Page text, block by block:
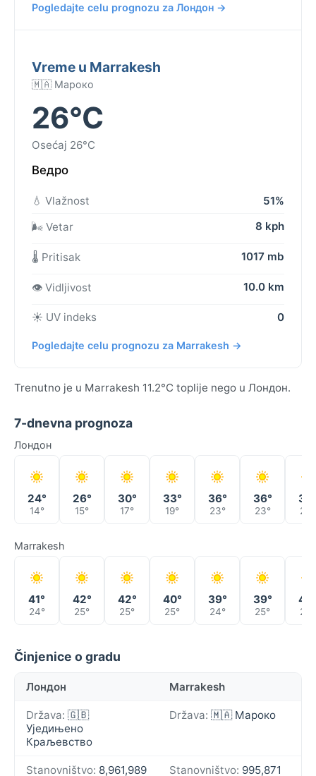
Pogledajte celu prognozu za Лондон →
Vreme u Marrakesh
🇲🇦 Мароко
26°C
Osećaj 26°C
Ведро
💧 Vlažnost
51%
🌬️ Vetar
8 kph
🌡️ Pritisak 1017 mb
👁️ Vidljivost 10.0 km
☀️ UV indeks 0
Pogledajte celu prognozu za Marrakesh →
Trenutno je u Marrakesh 11.2°C toplije nego u Лондон.
7-dnevna prognoza
Лондон
24°
14°
26°
15°
30°
17°
33°
19°
36°
23°
36°
23° 23°
Marrakesh
41°
24°
42°
25°
42°
25°
40°
25°
39°
24°
39°
25° 25°
Činjenice o gradu
Лондон Marrakesh
Država: 🇬🇧
Уједињено
Краљевство
Država: 🇲🇦 Мароко
Stanovništvo: 8,961,989 Stanovništvo: 995,871